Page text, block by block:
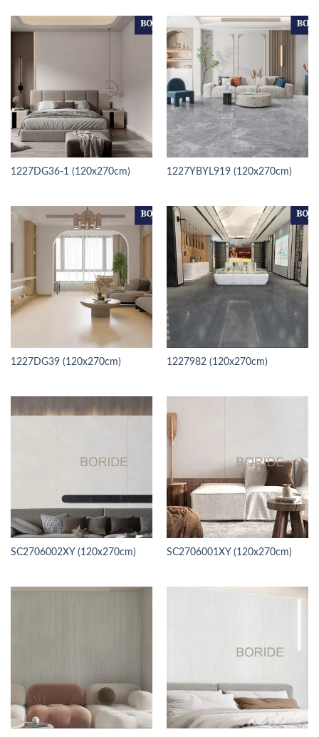
1227DG36-1 (120x270cm) 1227YBYL919 (120x270cm)
1227DG39 (120x270cm) 1227982 (120x270cm)
SC2706002XY (120x270cm) SC2706001XY (120x270cm)